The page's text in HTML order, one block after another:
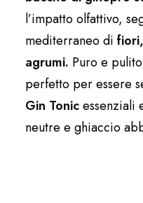
l’impatto olfattivo,
mediterraneo di
agrumi. Puro e
perfetto per essere
Gin Tonicessenziali
neutre e ghiaccio